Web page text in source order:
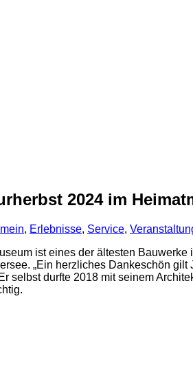
2024 im
, Erlebnisse, Service,
ist eines der ältesten
„Ein herzliches Dankeschön
selbst durfte 2018 mit seinem